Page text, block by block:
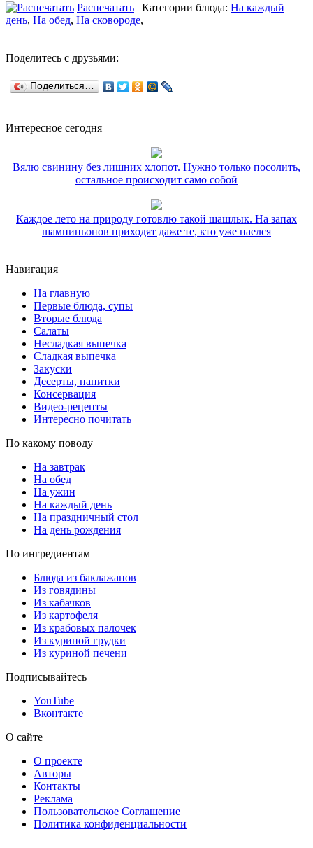
Распечатать | Категории блюда: На каждый
день, На обед, На сковороде,
Поделитесь с друзьями:
Поделиться…
Интересное сегодня
Вялю свинину без лишних хлопот. Нужно только посолить,
остальное происходит само собой
Каждое лето на природу готовлю такой шашлык. На запах
шампиньонов приходят даже те, кто уже наелся
Навигация
На главную
Первые блюда, супы
Вторые блюда
Салаты
Несладкая выпечка
Сладкая выпечка
Закуски
Десерты, напитки
Консервация
Видео-рецепты
Интересно почитать
По какому поводу
На завтрак
На обед
На ужин
На каждый день
На праздничный стол
На день рождения
По ингредиентам
Блюда из баклажанов
Из говядины
Из кабачков
Из картофеля
Из крабовых палочек
Из куриной грудки
Из куриной печени
Подписывайтесь
YouTube
Вконтакте
О сайте
О проекте
Авторы
Контакты
Реклама
Пользовательское Соглашение
Политика конфиденциальности